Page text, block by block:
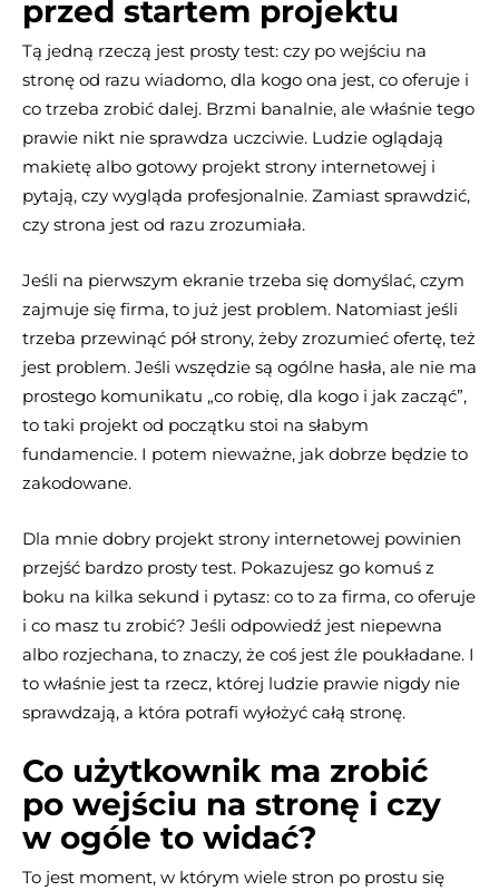
przed startem projektu
Tą jedną rzeczą jest prosty test: czy po wejściu na
stronę od razu wiadomo, dla kogo ona jest, co oferuje i
co trzeba zrobić dalej. Brzmi banalnie, ale właśnie tego
prawie nikt nie sprawdza uczciwie. Ludzie oglądają
makietę albo gotowy projekt strony internetowej i
pytają, czy wygląda profesjonalnie. Zamiast sprawdzić,
czy strona jest od razu zrozumiała.
Jeśli na pierwszym ekranie trzeba się domyślać, czym
zajmuje się firma, to już jest problem. Natomiast jeśli
trzeba przewinąć pół strony, żeby zrozumieć ofertę, też
jest problem. Jeśli wszędzie są ogólne hasła, ale nie ma
prostego komunikatu „co robię, dla kogo i jak zacząć”,
to taki projekt od początku stoi na słabym
fundamencie. I potem nieważne, jak dobrze będzie to
zakodowane.
Dla mnie dobry projekt strony internetowej powinien
przejść bardzo prosty test. Pokazujesz go komuś z
boku na kilka sekund i pytasz: co to za firma, co oferuje
i co masz tu zrobić? Jeśli odpowiedź jest niepewna
albo rozjechana, to znaczy, że coś jest źle poukładane. I
to właśnie jest ta rzecz, której ludzie prawie nigdy nie
sprawdzają, a która potrafi wyłożyć całą stronę.
Co użytkownik ma zrobić
po wejściu na stronę i czy
w ogóle to widać?
To jest moment, w którym wiele stron po prostu się